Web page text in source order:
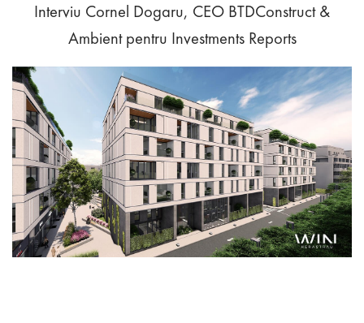
Interviu Cornel Dogaru, CEO BTDConstruct &
Ambient pentru Investments Reports